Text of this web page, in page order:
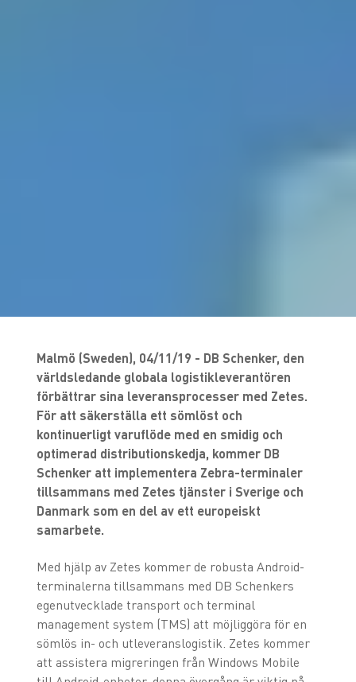
Malmö (Sweden), 04/11/19 - DB Schenker, den
världsledande globala logistikleverantören
förbättrar sina leveransprocesser med Zetes.
För att säkerställa ett sömlöst och
kontinuerligt varuflöde med en smidig och
optimerad distributionskedja, kommer DB
Schenker att implementera Zebra-terminaler
tillsammans med Zetes tjänster i Sverige och
Danmark som en del av ett europeiskt
samarbete.
Med hjälp av Zetes kommer de robusta Android-
terminalerna tillsammans med DB Schenkers
egenutvecklade transport och terminal
management system (TMS) att möjliggöra för en
sömlös in- och utleveranslogistik. Zetes kommer
att assistera migreringen från Windows Mobile